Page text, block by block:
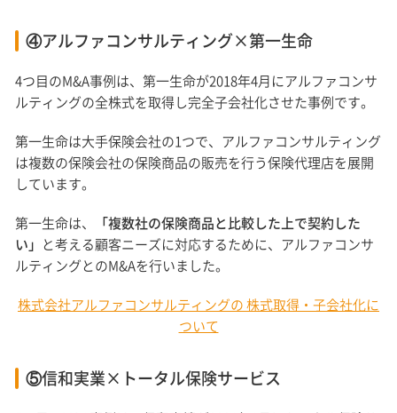
④アルファコンサルティング×第一生命
4つ目のM&A事例は、第一生命が2018年4月にアルファコンサ
ルティングの全株式を取得し完全子会社化させた事例です。
第一生命は大手保険会社の1つで、アルファコンサルティング
は複数の保険会社の保険商品の販売を行う保険代理店を展開
しています。
第一生命は、
「複数社の保険商品と比較した上で契約した
い」 と考える顧客ニーズに対応するために、アルファコンサ
ルティングとのM&Aを行いました。
株式会社アルファコンサルティングの 株式取得・子会社化に
ついて
⑤信和実業×トータル保険サービス